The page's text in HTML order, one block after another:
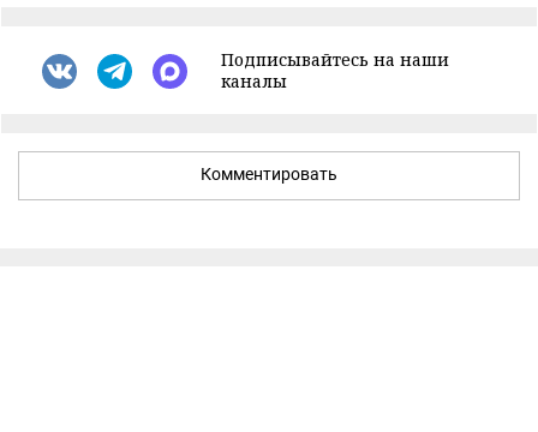
Подписывайтесь на наши
каналы
Комментировать